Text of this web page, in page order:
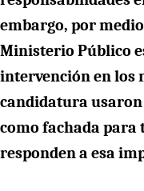
embargo, por
Ministerio Público
intervención en los
candidatura
como fachada para
responden a esa